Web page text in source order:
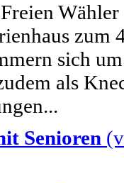
zum
sich
als
Senioren